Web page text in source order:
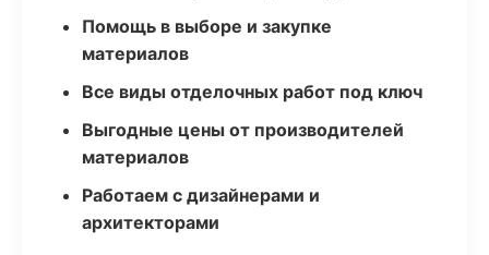
Помощь в выборе и закупке
материалов
Все виды отделочных работ под ключ
Выгодные цены от производителей
материалов
Работаем с дизайнерами и
архитекторами